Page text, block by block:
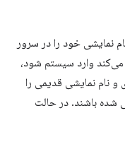
نمایشی خود را در سرور
وارد سیستم شود،
و نام نمایشی قدیمی را
شده باشند. در حالت